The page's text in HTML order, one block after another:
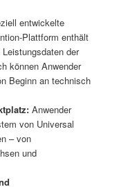
entwickelte
Plattform enthält
der
können Anwender
Beginn an technisch
Anwender
von Universal
– von
und